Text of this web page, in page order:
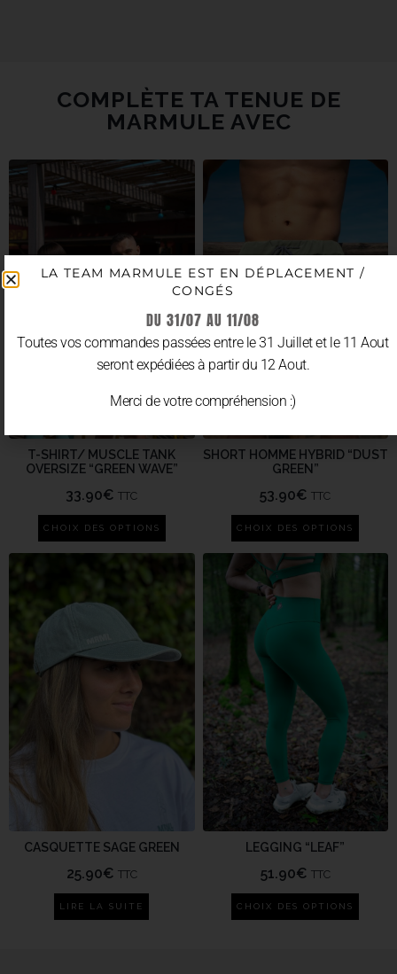
COMPLÈTE TA TENUE DE
MARMULE AVEC
T-SHIRT/ MUSCLE TANK
OVERSIZE “GREEN WAVE”
33.90€ TTC
CHOIX DES OPTIONS
SHORT HOMME HYBRID “DUST
GREEN”
53.90€ TTC
CHOIX DES OPTIONS
CASQUETTE SAGE GREEN
25.90€ TTC
LIRE LA SUITE
LEGGING “LEAF”
51.90€ TTC
CHOIX DES OPTIONS
LA TEAM MARMULE EST EN DÉPLACEMENT /
CONGÉS
DU 31/07 AU 11/08
Toutes vos commandes passées entre le 31 Juillet et le 11 Aout
seront expédiées à partir du 12 Aout.
Merci de votre compréhension :)